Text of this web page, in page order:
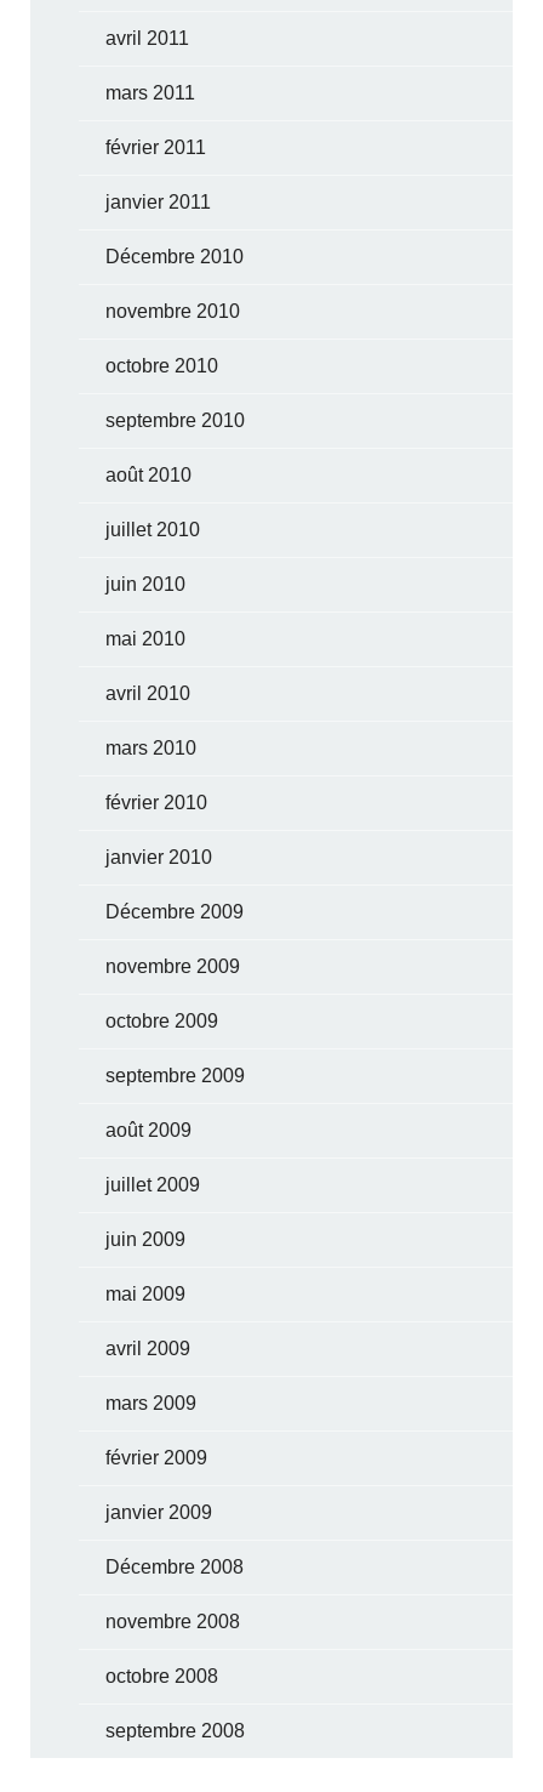
avril 2011
mars 2011
février 2011
janvier 2011
Décembre 2010
novembre 2010
octobre 2010
septembre 2010
août 2010
juillet 2010
juin 2010
mai 2010
avril 2010
mars 2010
février 2010
janvier 2010
Décembre 2009
novembre 2009
octobre 2009
septembre 2009
août 2009
juillet 2009
juin 2009
mai 2009
avril 2009
mars 2009
février 2009
janvier 2009
Décembre 2008
novembre 2008
octobre 2008
septembre 2008